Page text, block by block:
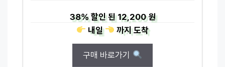
38%할인 된12,200 원
내일
까지도착
구매 바로가기